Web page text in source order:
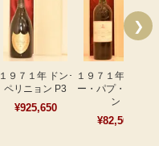
１９７１年 ドン･
ペリニョン P3
¥925,650
１９７１年 シャト
ー・パプ・クレマ
ン
¥82,500
❯